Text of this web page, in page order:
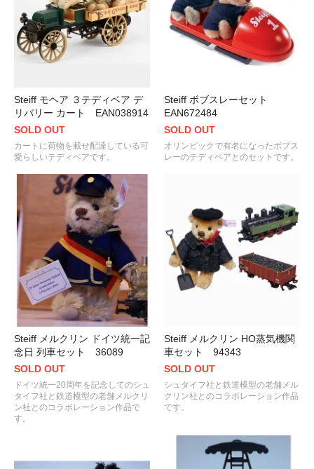
Steiff モヘア ３テディベア デ
リバリー カート EAN038914
SOLD OUT
カートに荷物を載せ配達している可
愛らしいテディベアです。
Steiff ボブスレーセット
EAN672484
SOLD OUT
オリンピックで有名になったボブス
レーのテディベアとのセットです。
Steiff メルクリン ドイツ統一記
念日 列車セット 36089
SOLD OUT
ドイツ統一20周年を記念してのシュ
タイフ社と鉄道模型の老舗メルクリ
ン社とのコラボレーション作品で
す。
Steiff メルクリン HO蒸気機関
車セット 94343
SOLD OUT
シュタイフ社と鉄道模型の老舗メル
クリン社とのコラボレーション作品
です。